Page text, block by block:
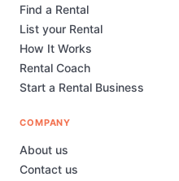
Find a Rental
List your Rental
How It Works
Rental Coach
Start a Rental Business
COMPANY
About us
Contact us